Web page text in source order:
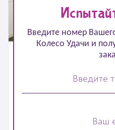
Введите номер
Колесо Удачи и